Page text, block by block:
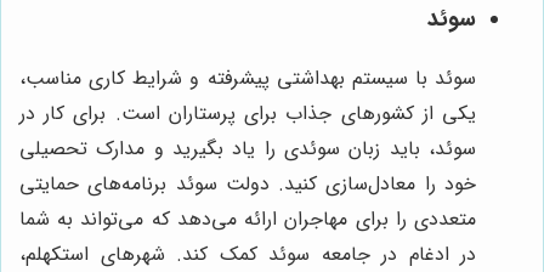
سوئد
سوئد با سیستم بهداشتی پیشرفته و شرایط کاری مناسب،
یکی از کشورهای جذاب برای پرستاران است. برای کار در
سوئد، باید زبان سوئدی را یاد بگیرید و مدارک تحصیلی
خود را معادل‌سازی کنید. دولت سوئد برنامه‌های حمایتی
متعددی را برای مهاجران ارائه می‌دهد که می‌تواند به شما
در ادغام در جامعه سوئد کمک کند. شهرهای استکهلم،